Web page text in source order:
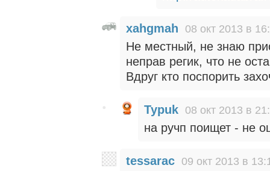
xahgmah 08 окт 2013 в
Не местный, не знаю
неправ регик, что не
Вдруг кто поспорить
Typuk 08 окт 2013 в
на ручп поищет - не
tessarac 09 окт 2013 в